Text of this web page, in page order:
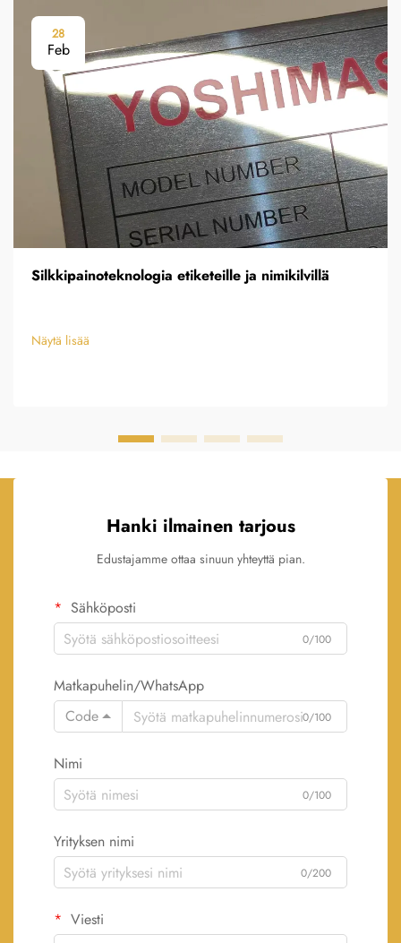
28
Feb
Silkkipainoteknologia etiketeille ja nimikilvillä
Näytä lisää
Hanki ilmainen tarjous
Edustajamme ottaa sinuun yhteyttä pian.
Sähköposti
0/100
Matkapuhelin/WhatsApp
Code
0/100
Nimi
0/100
Yrityksen nimi
0/200
Viesti